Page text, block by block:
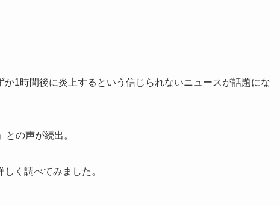
1時間後に炎上するという信じられないニュースが話題にな
の声が続出。
く調べてみました。